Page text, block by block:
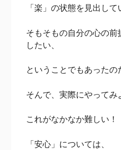
「楽」の状態を見出して
そもそもの自分の心の前
したい、
ということでもあったの
そんで、実際にやってみ
これがなかなか難しい！
「安心」については、